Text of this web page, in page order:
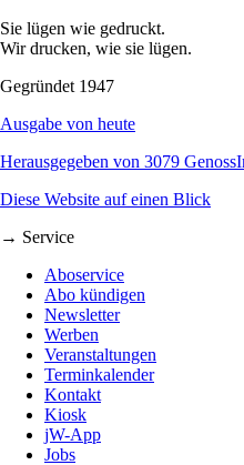
Sie lügen wie gedruckt.
Wir drucken, wie sie lügen.
Gegründet 1947
Ausgabe von heute
Herausgegeben von 3079
Diese Website auf einen Blick
→ Service
Aboservice
Abo kündigen
Newsletter
Werben
Veranstaltungen
Terminkalender
Kontakt
Kiosk
jW-App
Jobs